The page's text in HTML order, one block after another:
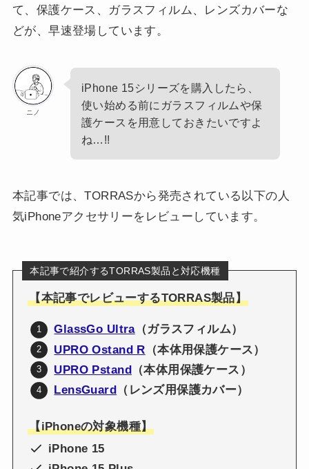
て、保護ケース、ガラスフィルム、レンズカバーな
どが、早速登場しています。
ニノ
iPhone 15シリーズを購入したら、
使い始める前にガラスフィルムや保
護ケースを用意しておきたいですよ
ね…!!
本記事では、TORRASから発売されている以下の人
気iPhoneアクセサリーをレビューしています。
本記事で紹介するTORRAS製品と対応機種
【本記事でレビューするTORRAS製品】
GlassGo Ultra（ガラスフィルム）
UPRO Ostand R （本体用保護ケース）
UPRO Pstand（本体用保護ケース）
LensGuard （レンズ用保護カバー）
【iPhoneの対象機種】
iPhone 15